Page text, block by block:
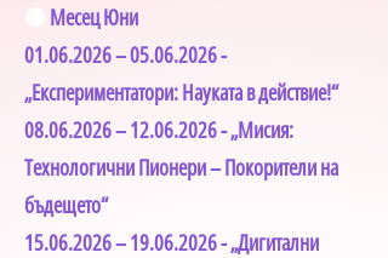
Месец Юни
01.06.2026–05.06.2026-
„Експериментатори: Науката в действие!“
08.06.2026–12.06.2026- „Мисия:
Технологични Пионери – Покорители на
бъдещето“
15.06.2026–19.06.2026- „Дигитални